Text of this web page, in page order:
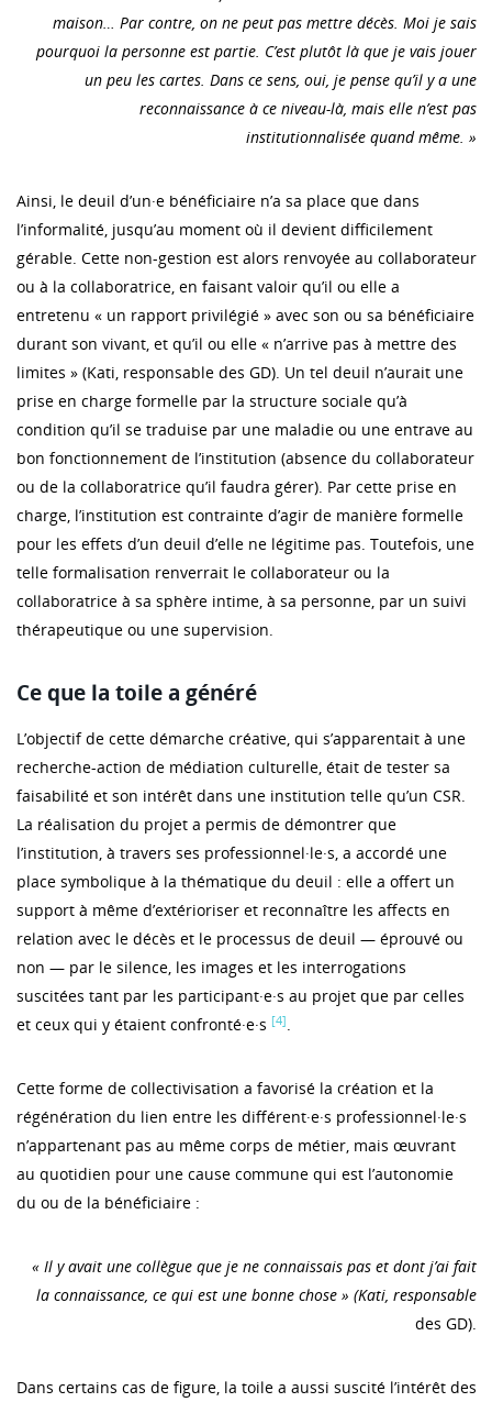
maison… Par contre, on ne peut pas mettre décès. Moi je sais
pourquoi la personne est partie. C’est plutôt là que je vais jouer
un peu les cartes. Dans ce sens, oui, je pense qu’il y a une
reconnaissance à ce niveau-là, mais elle n’est pas
institutionnalisée quand même. »
Ainsi, le deuil d’un·e bénéficiaire n’a sa place que dans
l’informalité, jusqu’au moment où il devient difficilement
gérable. Cette non-gestion est alors renvoyée au collaborateur
ou à la collaboratrice, en faisant valoir qu’il ou elle a
entretenu « un rapport privilégié » avec son ou sa bénéficiaire
durant son vivant, et qu’il ou elle « n’arrive pas à mettre des
limites » (Kati, responsable des GD). Un tel deuil n’aurait une
prise en charge formelle par la structure sociale qu’à
condition qu’il se traduise par une maladie ou une entrave au
bon fonctionnement de l’institution (absence du collaborateur
ou de la collaboratrice qu’il faudra gérer). Par cette prise en
charge, l’institution est contrainte d’agir de manière formelle
pour les effets d’un deuil d’elle ne légitime pas. Toutefois, une
telle formalisation renverrait le collaborateur ou la
collaboratrice à sa sphère intime, à sa personne, par un suivi
thérapeutique ou une supervision.
Ce que la toile a généré
L’objectif de cette démarche créative, qui s’apparentait à une
recherche-action de médiation culturelle, était de tester sa
faisabilité et son intérêt dans une institution telle qu’un CSR.
La réalisation du projet a permis de démontrer que
l’institution, à travers ses professionnel·le·s, a accordé une
place symbolique à la thématique du deuil : elle a offert un
support à même d’extérioriser et reconnaître les affects en
relation avec le décès et le processus de deuil — éprouvé ou
non — par le silence, les images et les interrogations
suscitées tant par les participant·e·s au projet que par celles
et ceux qui y étaient confronté·e·s [4].
Cette forme de collectivisation a favorisé la création et la
régénération du lien entre les différent·e·s professionnel·le·s
n’appartenant pas au même corps de métier, mais œuvrant
au quotidien pour une cause commune qui est l’autonomie
du ou de la bénéficiaire :
« Il y avait une collègue que je ne connaissais pas et dont j’ai fait
la connaissance, ce qui est une bonne chose » (Kati, responsable
des GD).
Dans certains cas de figure, la toile a aussi suscité l’intérêt des